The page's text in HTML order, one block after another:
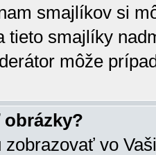
smajlíkov si
tieto smajlíky
môže
vo